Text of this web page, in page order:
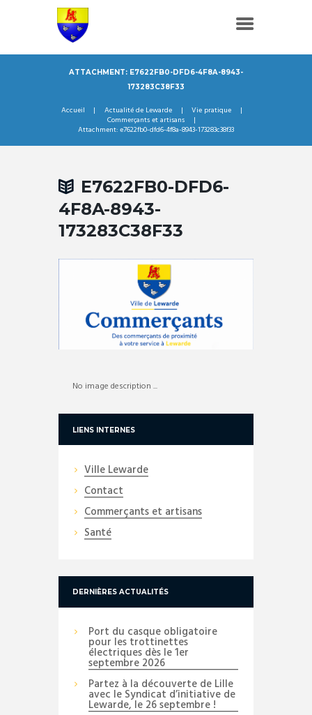
ATTACHMENT: E7622FB0-DFD6-4F8A-8943-
173283C38F33
Accueil Actualité de Lewarde
Vie pratique
Commerçants et artisans
Attachment: e7622fb0-dfd6-4f8a-8943-173283c38f33
E7622FB0-DFD6-
4F8A-8943-
173283C38F33
No image description ...
LIENS INTERNES
Ville Lewarde
Contact
Commerçants et artisans
Santé
DERNIÈRES ACTUALITÉS
Port du casque obligatoire
pour les trottinettes
électriques dès le 1er
septembre 2026
Partez à la découverte de Lille
avec le Syndicat d’initiative de
Lewarde, le 26 septembre !